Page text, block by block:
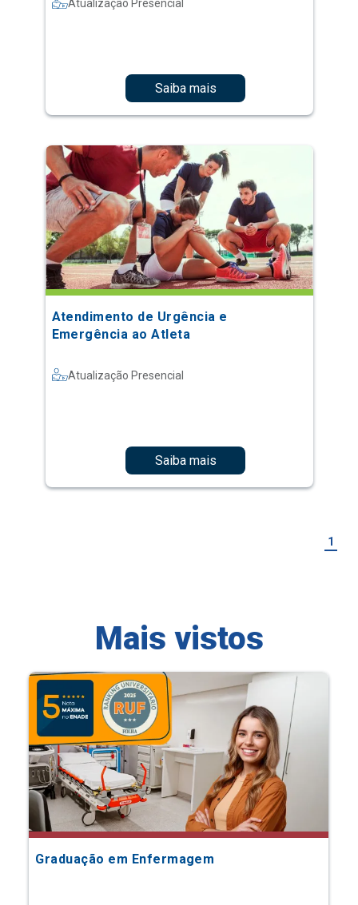
Atualização Presencial
Saiba mais
Atendimento de Urgência e
Emergência ao Atleta
Atualização Presencial
Saiba mais
1
Mais vistos
Graduação em Enfermagem